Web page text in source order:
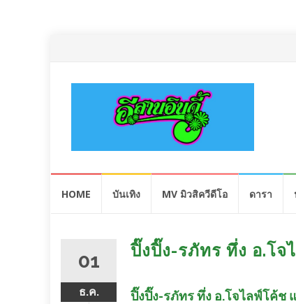
HOME บันเทิง MV มิวสิควีดีโอ ดารา
01
ธ.ค.
ปิ๊งปิ๊ง-รภัทร ทึ่ง อ.โ
ปิ๊งปิ๊ง-รภัทร ทึ่ง อ.โจไลฟ์โค้ช